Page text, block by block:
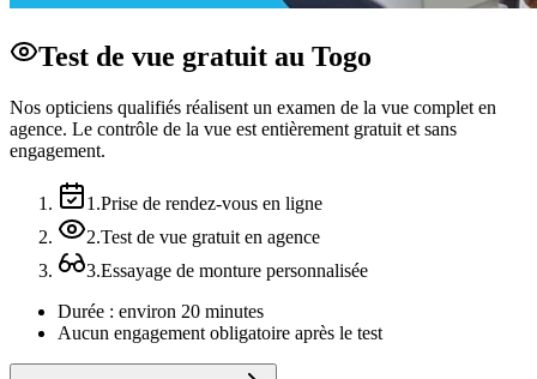
Test de vue gratuit au Togo
Nos opticiens qualifiés réalisent un examen de la vue complet en
agence. Le contrôle de la vue est entièrement gratuit et sans
engagement.
1 .Prise de rendez-vous en ligne
2.Test de vue gratuit en agence
3.Essayage de monture personnalisée
Durée : environ 20 minutes
Aucun engagement obligatoire après le test